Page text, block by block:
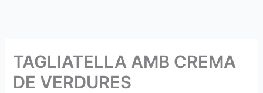
TAGLIATELLA AMB CREMA
DE VERDURES